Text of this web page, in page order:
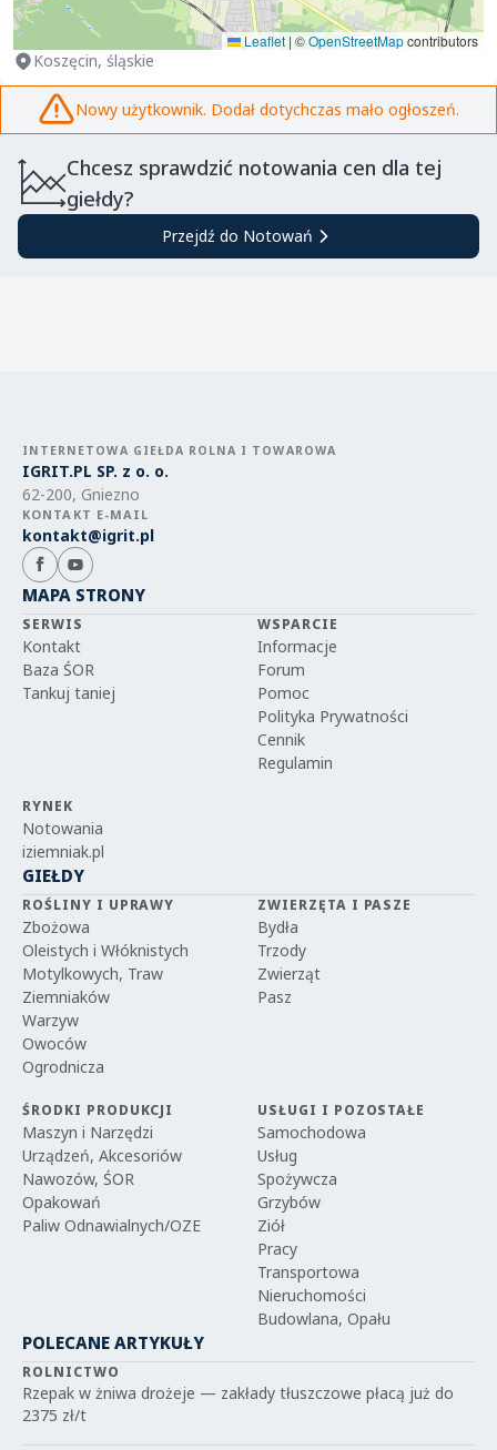
Leaflet | ©OpenStreetMapcontributors
Koszęcin, śląskie
Nowy użytkownik. Dodał dotychczas mało ogłoszeń.
Chcesz sprawdzić notowania cen dla tej
giełdy?
Przejdź do Notowań
INTERNETOWA GIEŁDA ROLNA I TOWAROWA
IGRIT.PL SP. z o. o.
62-200, Gniezno
KONTAKT E-MAIL
kontakt@igrit.pl
MAPA STRONY
SERWIS
Kontakt
Baza ŚOR
Tankuj taniej
WSPARCIE
Informacje
Forum
Pomoc
Polityka Prywatności
Cennik
Regulamin
RYNEK
Notowania
iziemniak.pl
GIEŁDY
ROŚLINY I UPRAWY
Zbożowa
Oleistych i Włóknistych
Motylkowych, Traw
Ziemniaków
Warzyw
Owoców
Ogrodnicza
ZWIERZĘTA I PASZE
Bydła
Trzody
Zwierząt
Pasz
ŚRODKI PRODUKCJI
Maszyn i Narzędzi
Urządzeń, Akcesoriów
Nawozów, ŚOR
Opakowań
Paliw Odnawialnych/OZE
USŁUGI I POZOSTAŁE
Samochodowa
Usług
Spożywcza
Grzybów
Ziół
Pracy
Transportowa
Nieruchomości
Budowlana, Opału
POLECANE ARTYKUŁY
ROLNICTWO
Rzepak w żniwa drożeje — zakłady tłuszczowe płacą już do
2375 zł/t